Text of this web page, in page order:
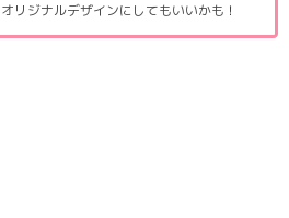
リジナルデザインにしてもいいかも！